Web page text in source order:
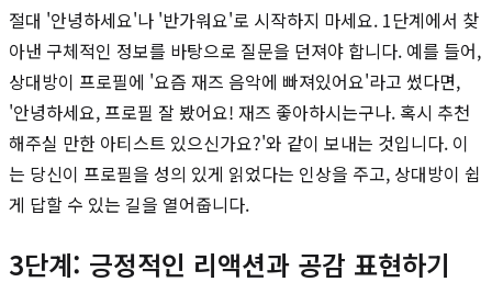
절대 '안녕하세요'나 '반가워요'로 시작하지 마세요. 1단계에서 찾
아낸 구체적인 정보를 바탕으로 질문을 던져야 합니다. 예를 들어,
상대방이 프로필에 '요즘 재즈 음악에 빠져있어요'라고 썼다면,
'안녕하세요, 프로필 잘 봤어요! 재즈 좋아하시는구나. 혹시 추천
해주실 만한 아티스트 있으신가요?'와 같이 보내는 것입니다. 이
는 당신이 프로필을 성의 있게 읽었다는 인상을 주고, 상대방이 쉽
게 답할 수 있는 길을 열어줍니다.
3단계: 긍정적인 리액션과 공감 표현하기